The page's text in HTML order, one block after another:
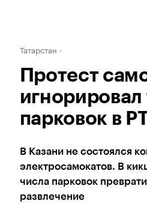
Татарстан
Протест
игнорировал
парковок в
В Казани не состоялся
электросамокатов. В
числа парковок
развлечение